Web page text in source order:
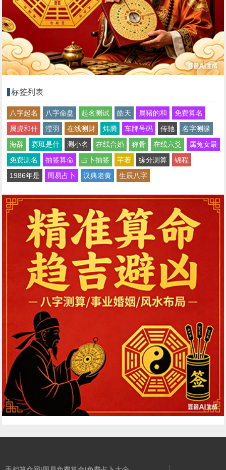
标签列表
八字起名 八字命盘 起名测试 皓天 属猪的和
免费算名
属虎和什
滢羽 在线测财 炜腾 车牌号码 传驰
名字测缘
海辞
赛班是什 测小名 在线合婚 称骨 在线六爻
属兔女最
免费测名
抽签算命 占卜抽签 芊若 缘分测算
锦程
1986年是
周易占卜 汉典老黄 生辰八字